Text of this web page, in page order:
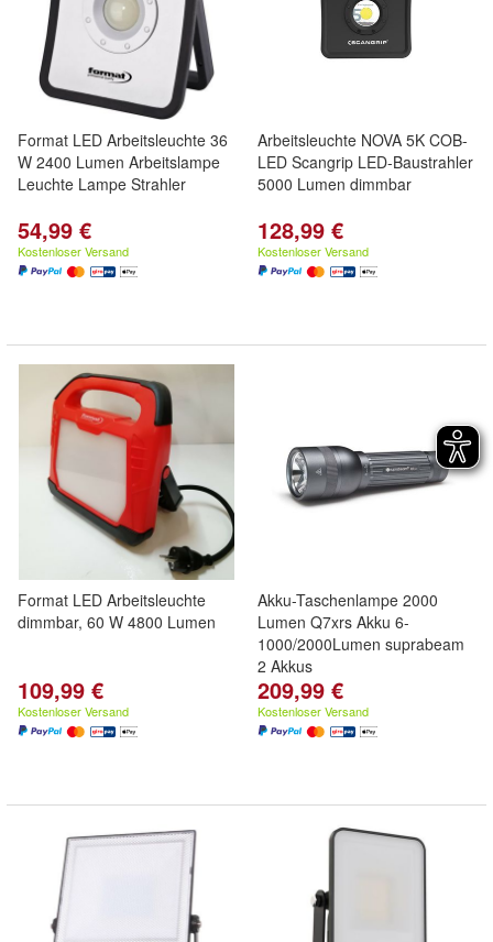
Format LED Arbeitsleuchte 36
W 2400 Lumen Arbeitslampe
Leuchte Lampe Strahler
54,99 €
Kostenloser Versand
Arbeitsleuchte NOVA 5K COB-
LED Scangrip LED-Baustrahler
5000 Lumen dimmbar
128,99 €
Kostenloser Versand
Format LED Arbeitsleuchte
dimmbar, 60 W 4800 Lumen
109,99 €
Kostenloser Versand
Akku-Taschenlampe 2000
Lumen Q7xrs Akku 6-
1000/2000Lumen suprabeam
2 Akkus
209,99 €
Kostenloser Versand